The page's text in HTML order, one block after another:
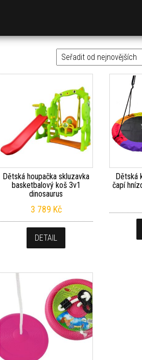
Dětská houpačka skluzavka
basketbalový koš 3v1
dinosaurus
3 789 Kč
DETAIL
Dětská
čapí